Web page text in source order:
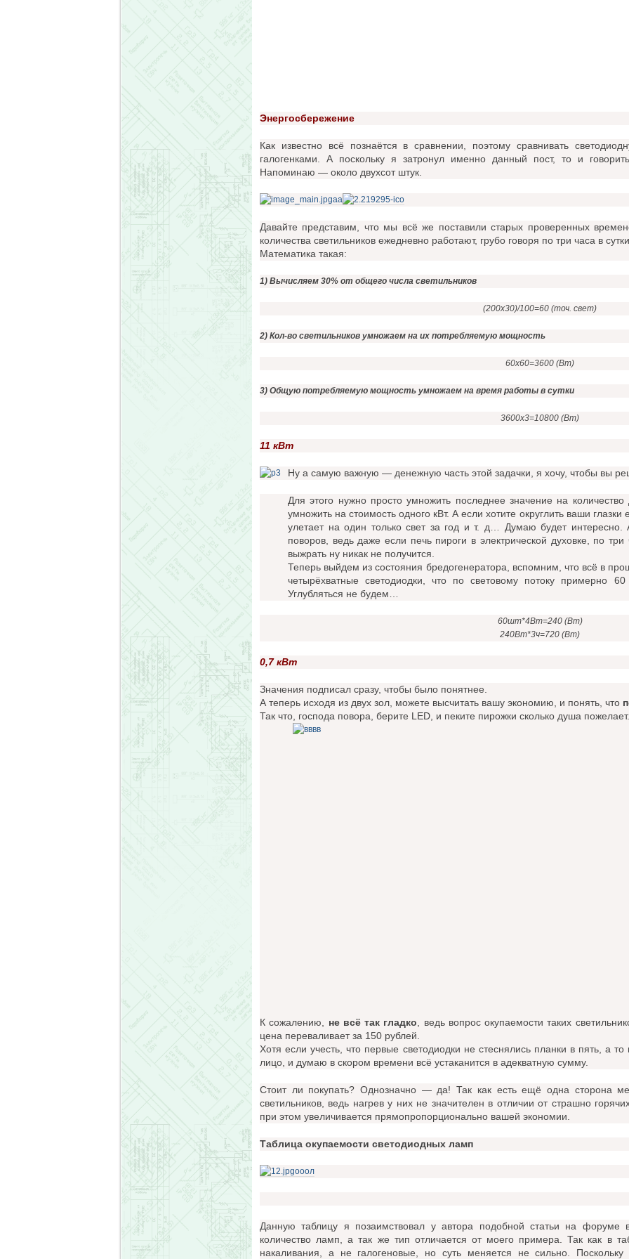
Энергосбережение
Как известно всё познаётся в сравнении, поэтому сравнивать
галогенками. А поскольку я затронул именно данный пост, то и
Напоминаю — около двухсот штук.
Давайте представим, что мы всё же поставили старых проверенных
количества светильников ежедневно работают, грубо говоря по три часа в
Математика такая:
1) Вычисляем 30% от общего числа светильников
(200х30)/100=60 (точ. свет)
2) Кол-во светильников умножаем на их потребляемую мощность
60х60=3600 (Вт)
3) Общую потребляемую мощность умножаем на время работы в сутки
3600х3=10800 (Вт)
11 кВт
Ну а самую важную — денежную часть этой задачки, я хочу, чтобы вы
Для этого нужно просто умножить последнее значение на
умножить на стоимость одного кВт. А если хотите округлить ваши
улетает на один только свет за год и т. д… Думаю будет интересно.
поворов, ведь даже если печь пироги в электрической духовке, по три
выжрать ну никак не получится.
Теперь выйдем из состояния бредогенератора, вспомним, что всё в
четырёхватные светодиодки, что по световому потоку примерно
Углубляться не будем…
60шт*4Вт=240 (Вт)
240Вт*3ч=720 (Вт)
0,7 кВт
Значения подписал сразу, чтобы было понятнее.
А теперь исходя из двух зол, можете высчитать вашу экономию, и понять, что
Так что, господа повора, берите LED, и пеките пирожки сколько душа пожелает.
К сожалению, не всё так гладко , ведь вопрос окупаемости таких
цена переваливает за 150 рублей.
Хотя если учесть, что первые светодиодки не стеснялись планки в пять, а
лицо, и думаю в скором времени всё устаканится в адекватную сумму.
Стоит ли покупать? Однозначно — да! Так как есть ещё одна сторона
светильников, ведь нагрев у них не значителен в отличии от страшно
при этом увеличивается прямопропорционально вашей экономии.
Таблица окупаемости светодиодных ламп
Данную таблицу я позаимствовал у автора подобной статьи на форуме
количество ламп, а так же тип отличается от моего примера. Так как в
накаливания, а не галогеновые, но суть меняется не сильно.